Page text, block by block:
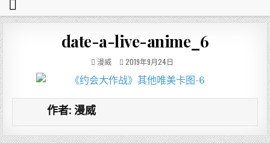
date-a-live-anime_6
漫威 2019年9月24日
作者: 漫威